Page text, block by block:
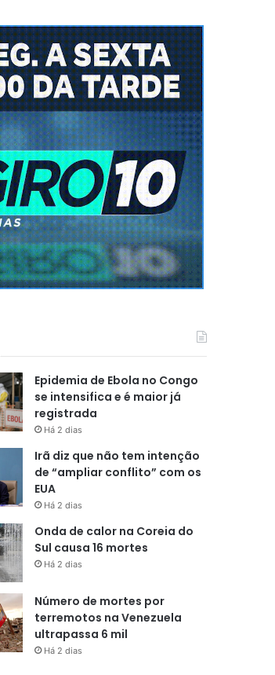
Epidemia de Ebola no Congo
se intensifica e é maior já
registrada
Há 2 dias
Irã diz que não tem intenção
de “ampliar conflito” com os
EUA
Há 2 dias
Onda de calor na Coreia do
Sul causa 16 mortes
Há 2 dias
Número de mortes por
terremotos na Venezuela
ultrapassa 6 mil
Há 2 dias